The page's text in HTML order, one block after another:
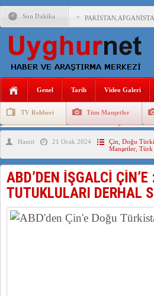
Son Dakika
ÇİN’İN DOĞU
DİYANET
ÇİN’İN UYGUR
Genel Tarih Video Galeri
TV Rehberi Tüm Manşetler
Uygurlarda Düğün ve Cenaze
Hamit 21 Ocak 2024 Çin Doğu
Manşetler Türk
ABD’DEN İŞGALCİ
TUTUKLULARI DERHAL